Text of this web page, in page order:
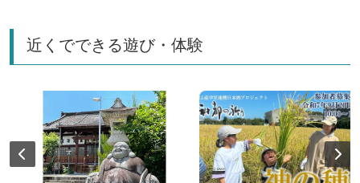
近くでできる遊び・体験